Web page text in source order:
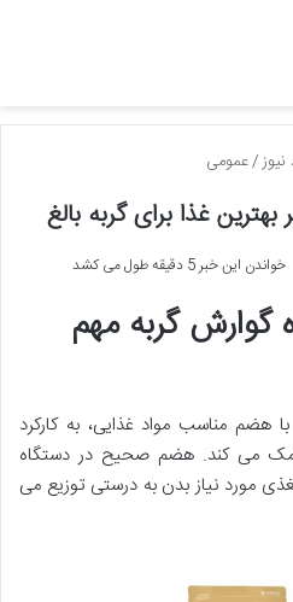
/عمومی
بهترین غذا برای گربه بالغ
خواندن این خبر 5 دقیقه طول می کشد
گوارش گربه مهم
هضم مناسب مواد غذایی، به کارکرد
می کند. هضم صحیح در دستگاه
مورد نیاز بدن به درستی توزیع می